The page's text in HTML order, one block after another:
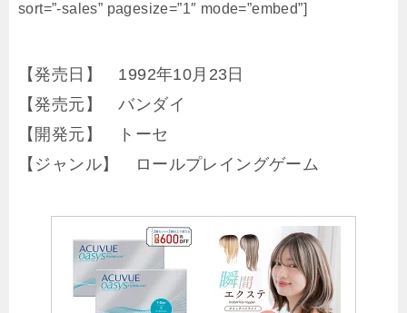
sort=”-sales” pagesize=”1″ mode=”embed”]
【発売日】 1992年10月23日
【発売元】 バンダイ
【開発元】 トーセ
【ジャンル】 ロールプレイングゲーム